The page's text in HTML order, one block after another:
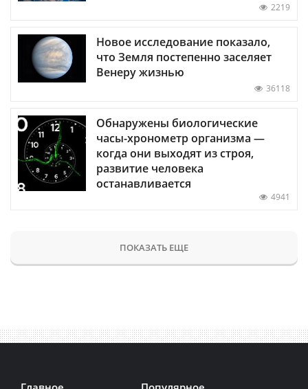
2219
Новое исследование показало,
что Земля постепенно заселяет
Венеру жизнью
36118
Обнаружены биологические
часы-хронометр организма —
когда они выходят из строя,
развитие человека
останавливается
4941
ПОКАЗАТЬ ЕЩЕ